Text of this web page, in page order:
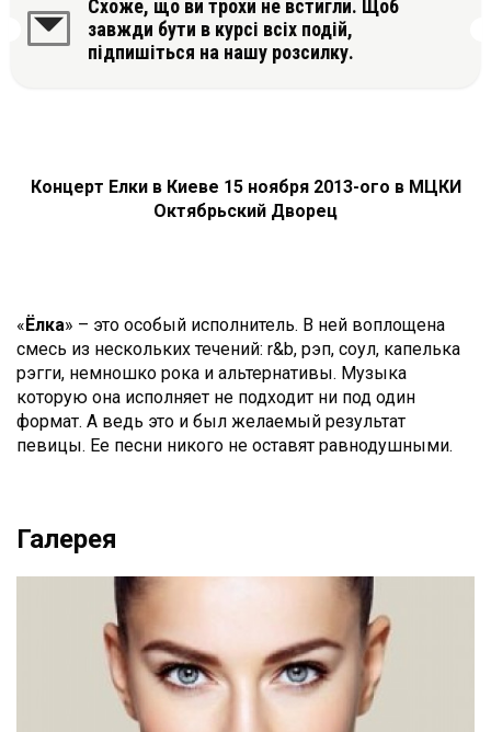
Схоже, що ви трохи не встигли. Щоб
завжди бути в курсі всіх подій,
підпишіться на нашу розсилку.
Концерт Елки в Киеве 15 ноября 2013-ого в МЦКИ
Октябрьский Дворец
«Ёлка» – это особый исполнитель. В ней воплощена
смесь из нескольких течений: r&b, рэп, соул, капелька
рэгги, немношко рока и альтернативы. Музыка
которую она исполняет не подходит ни под один
формат. А ведь это и был желаемый результат
певицы. Ее песни никого не оставят равнодушными.
Галерея